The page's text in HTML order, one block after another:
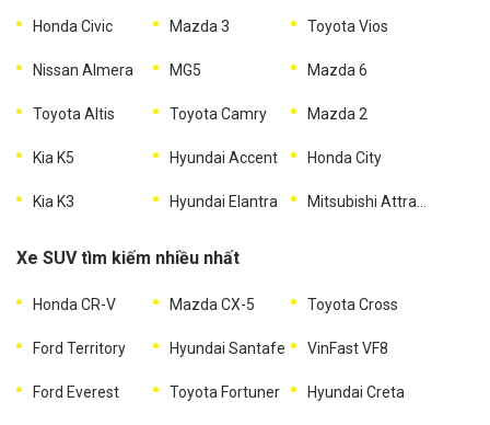
Honda Civic Mazda 3 Toyota Vios
Nissan Almera MG5 Mazda 6
Toyota Altis Toyota Camry Mazda 2
Kia K5 Hyundai Accent Honda City
Kia K3 Hyundai Elantra
Xe SUV tìm kiếm nhiều nhất
Honda CR-V Mazda CX-5 Toyota Cross
Ford Territory Hyundai Santafe VinFast VF8
Ford Everest Toyota Fortuner Hyundai Creta